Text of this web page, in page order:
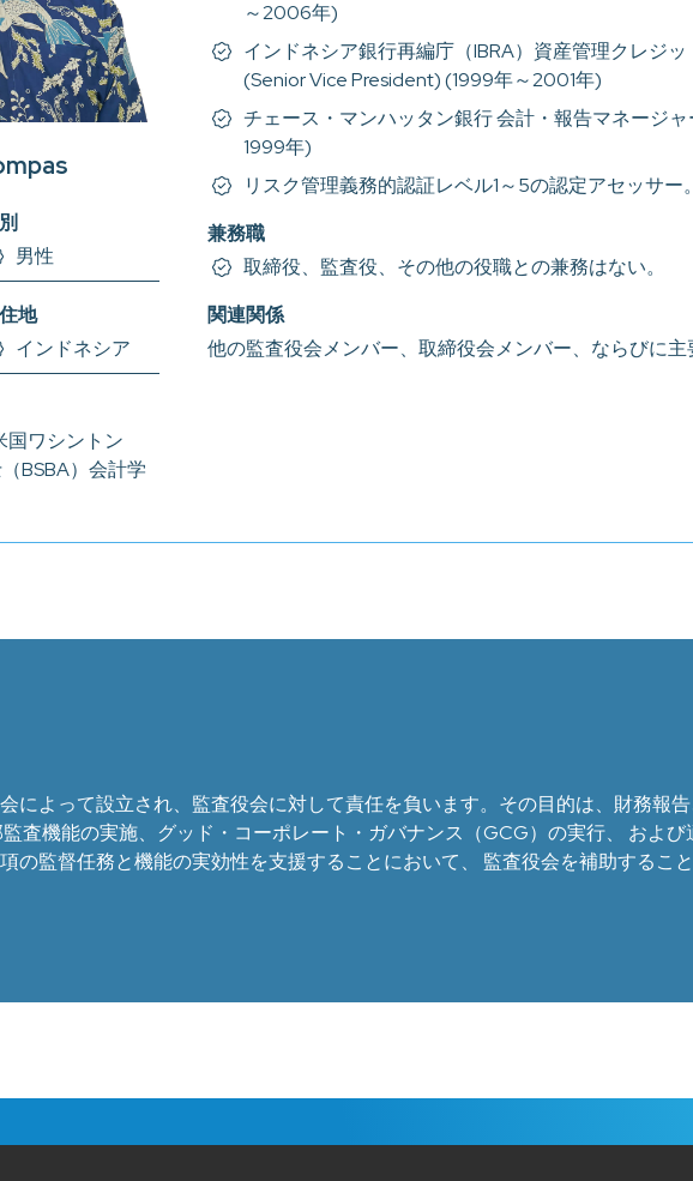
男性
地
インドネシア
国ワシントン
BSBA）会計学
～2006年)
インドネシア銀行再編庁（IBRA）資産管理クレジ
(Senior Vice President) (1999年～2001年)
チェース・マンハッタン銀行 会計・報告マネージ
1999年)
リスク管理義務的認証レベル1～5の認定アセッサー。
兼務職
取締役、監査役、その他の役職との兼務はない。
関連関係
他の監査役会メンバー、取締役会メンバー、ならびに
によって設立され、監査役会に対して責任を負います。その目的は、財務報
査機能の実施、グッド・コーポレート・ガバナンス（GCG）の実行、 および
の監督任務と機能の実効性を支援することにおいて、 監査役会を補助するこ